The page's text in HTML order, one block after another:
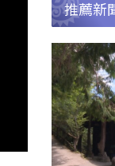
推薦新